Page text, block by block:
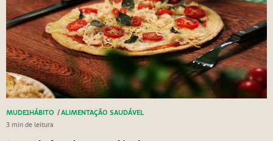
MUDE1HÁBITO /ALIMENTAÇÃO SAUDÁVEL
3 min de leitura